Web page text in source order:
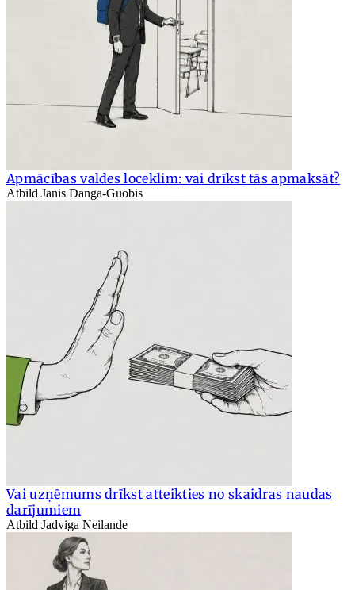
Apmācības valdes loceklim: vai drīkst tās apmaksāt?
Atbild Jānis Danga-Guobis
Vai uzņēmums drīkst atteikties no skaidras naudas
darījumiem
Atbild Jadviga Neilande